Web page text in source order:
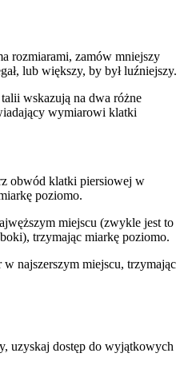
rozmiarami, zamów mniejszy
lub większy, by był luźniejszy.
wskazują na dwa różne
wymiarowi klatki
obwód klatki piersiowej w
poziomo.
miejscu (zwykle jest to
trzymając miarkę poziomo.
najszerszym miejscu, trzymając
uzyskaj dostęp do wyjątkowych